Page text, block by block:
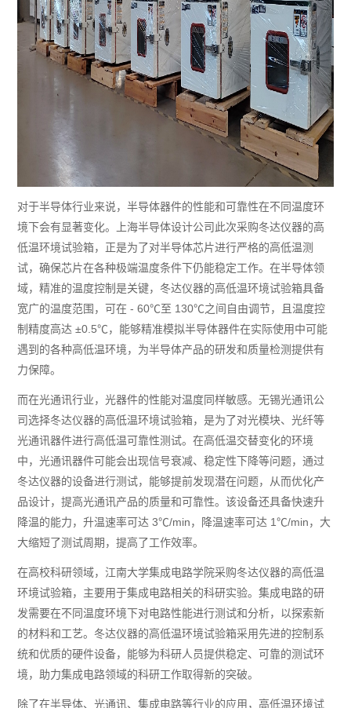
对于半导体行业来说，半导体器件的性能和可靠性在不同温度环
境下会有显著变化。上海半导体设计公司此次采购冬达仪器的高
低温环境试验箱，正是为了对半导体芯片进行严格的高低温测
试，确保芯片在各种极端温度条件下仍能稳定工作。在半导体领
域，精准的温度控制是关键，冬达仪器的高低温环境试验箱具备
宽广的温度范围，可在 - 60℃至 130℃之间自由调节，且温度控
制精度高达 ±0.5℃，能够精准模拟半导体器件在实际使用中可能
遇到的各种高低温环境，为半导体产品的研发和质量检测提供有
力保障。
而在光通讯行业，光器件的性能对温度同样敏感。无锡光通讯公
司选择冬达仪器的高低温环境试验箱，是为了对光模块、光纤等
光通讯器件进行高低温可靠性测试。在高低温交替变化的环境
中，光通讯器件可能会出现信号衰减、稳定性下降等问题，通过
冬达仪器的设备进行测试，能够提前发现潜在问题，从而优化产
品设计，提高光通讯产品的质量和可靠性。该设备还具备快速升
降温的能力，升温速率可达 3℃/min，降温速率可达 1℃/min，大
大缩短了测试周期，提高了工作效率。
在高校科研领域，江南大学集成电路学院采购冬达仪器的高低温
环境试验箱，主要用于集成电路相关的科研实验。集成电路的研
发需要在不同温度环境下对电路性能进行测试和分析，以探索新
的材料和工艺。冬达仪器的高低温环境试验箱采用先进的控制系
统和优质的硬件设备，能够为科研人员提供稳定、可靠的测试环
境，助力集成电路领域的科研工作取得新的突破。
除了在半导体、光通讯、集成电路等行业的应用，高低温环境试